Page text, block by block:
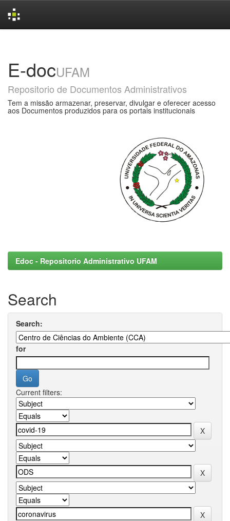
E-docUFAM
Repositorio de Documentos Administrativos
Tem a missão armazenar, preservar, divulgar e oferecer acesso
aos Documentos produzidos para os portais institucionais
Edoc - Repositorio Administrativo UFAM
Search
Search:
for
Current filters: